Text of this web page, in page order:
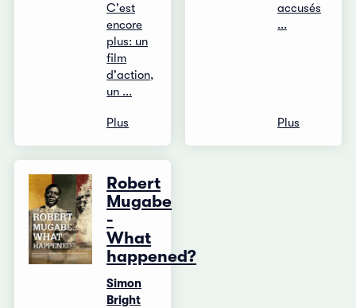
C'est
encore
plus: un
film
d'action,
un ...
Plus
accusés
...
Plus
Robert
Mugabe
-
What
happened?
Simon
Bright